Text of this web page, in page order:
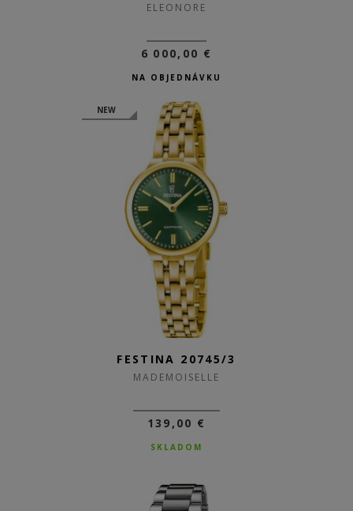
ELEONORE
6 000,00 €
NA OBJEDNÁVKU
NEW
FESTINA 20745/3
MADEMOISELLE
139,00 €
SKLADOM